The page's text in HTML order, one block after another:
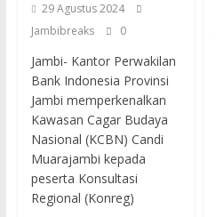
29 Agustus 2024
Jambibreaks
0
Jambi- Kantor Perwakilan
Bank Indonesia Provinsi
Jambi memperkenalkan
Kawasan Cagar Budaya
Nasional (KCBN) Candi
Muarajambi kepada
peserta Konsultasi
Regional (Konreg)